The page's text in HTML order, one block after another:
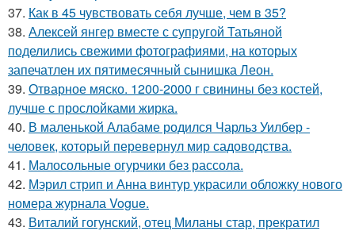
37. Как в 45 чувствовать себя лучше, чем в 35?
38. Алексей янгер вместе с супругой Татьяной
поделились свежими фотографиями, на которых
запечатлен их пятимесячный сынишка Леон.
39. Отварное мяско. 1200-2000 г свинины без костей,
лучше с прослойками жирка.
40. В маленькой Алабаме родился Чарльз Уилбер -
человек, который перевернул мир садоводства.
41. Малосольные огурчики без рассола.
42. Мэрил стрип и Анна винтур украсили обложку нового
номера журнала Vogue.
43. Виталий гогунский, отец Миланы стар, прекратил